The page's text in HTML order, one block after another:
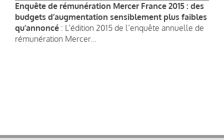
Enquête de rémunération Mercer France 2015 : des
budgets d’augmentation sensiblement plus faibles
qu’annoncé : L’édition 2015 de l’enquête annuelle de
rémunération Mercer...